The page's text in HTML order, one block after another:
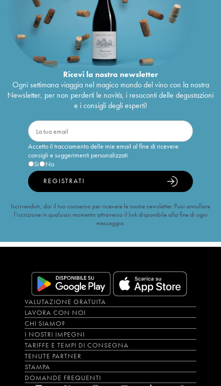
Ricevi la nostra newsletter
Ogni settimana viaggia nel magico mondo del vino con la nostra
Newsletter, per non perderti le novità, i resoconti delle degustazioni
e i consigli degli esperti!
Accetto il tracciamento delle mie email al fine di ricevere
consigli e suggerimenti personalizzati
Sì
No
REGISTRATI
Iscrivendoti, dai il tuo consenso per ricevere le nostre newsletter. Puoi annullare
l’iscrizione in qualsiasi momento attraverso il link disponibile alla fine di ogni
messaggio.
VALUTAZIONE GRATUITA
LAVORA CON NOI
CHI SIAMO?
I NOSTRI IMPEGNI
TARIFFE E TEMPI DI CONSEGNA
TENUTE PARTNER
STAMPA
DOMANDE FREQUENTI